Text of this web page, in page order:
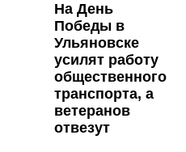
На День
Победы в
Ульяновске
усилят работу
общественного
транспорта, а
ветеранов
отвезут